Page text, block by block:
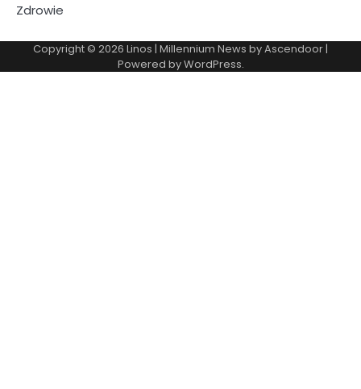
Zdrowie
Copyright © 2026 Linos | Millennium News byAscendoor|
Powered byWordPress.